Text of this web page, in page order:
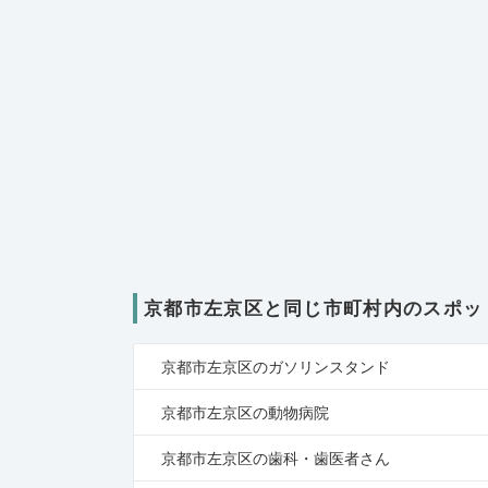
京都市左京区と同じ市町村内のスポッ
京都市左京区のガソリンスタンド
京都市左京区の動物病院
京都市左京区の歯科・歯医者さん